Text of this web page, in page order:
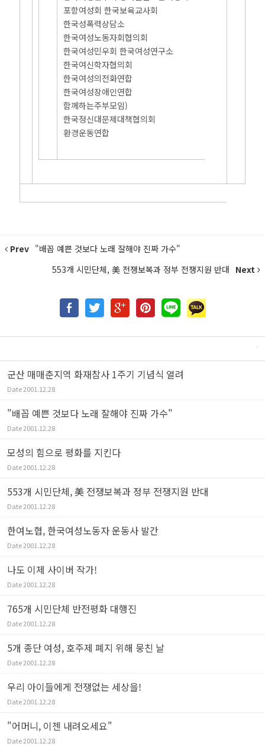
포항여성회 한국보육교사회
한국성폭력상담소
한국여성노동자회협의회
한국여성민우회 한국여성연구소
한국여신학자협의회
한국여성의전화연합
한국여성장애인연합
함께하는주부모임)
한국정신대문제대책협의회
환경운동연합
Prev "배꼽 예쁜 것보다 노래 잘해야 진짜 가수"
553개 시민단체, 美 전쟁보복과 정부 전쟁지원 반대 Next
군산 매매춘지역 화재참사 1주기 기념식 열려
Date2001.12.28
"배꼽 예쁜 것보다 노래 잘해야 진짜 가수"
Date2001.12.28
모성의 힘으로 평화를 지킨다
Date2001.12.28
553개 시민단체, 美 전쟁보복과 정부 전쟁지원 반대
Date2001.12.28
한여노협, 한국여성노동자 운동사 발간
Date2001.12.28
나도 이제 사이버 작가!
Date2001.12.28
765개 시민단체 반전평화 대행진
Date2001.12.28
5개 종단 여성, 호주제 폐지 위해 뭉친 날
Date2001.12.28
우리 아이들에게 전쟁없는 세상을!
Date2001.12.28
"어머니, 이젠 내려오세요"
Date2001.12.28